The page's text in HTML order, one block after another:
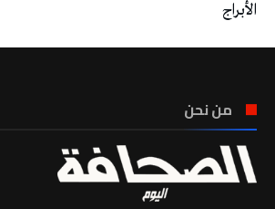
الأبراج
من نحن